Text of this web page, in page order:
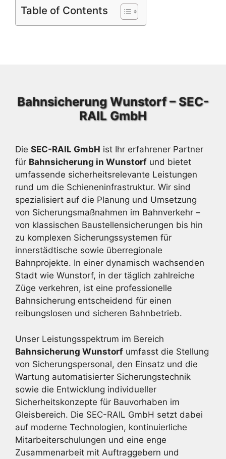
Table of Contents
Bahnsicherung Wunstorf – SEC-
RAIL GmbH
Die SEC-RAIL GmbH ist Ihr erfahrener Partner
für Bahnsicherung in Wunstorf und bietet
umfassende sicherheitsrelevante Leistungen
rund um die Schieneninfrastruktur. Wir sind
spezialisiert auf die Planung und Umsetzung
von Sicherungsmaßnahmen im Bahnverkehr –
von klassischen Baustellensicherungen bis hin
zu komplexen Sicherungssystemen für
innerstädtische sowie überregionale
Bahnprojekte. In einer dynamisch wachsenden
Stadt wie Wunstorf, in der täglich zahlreiche
Züge verkehren, ist eine professionelle
Bahnsicherung entscheidend für einen
reibungslosen und sicheren Bahnbetrieb.
Unser Leistungsspektrum im Bereich
Bahnsicherung Wunstorf umfasst die Stellung
von Sicherungspersonal, den Einsatz und die
Wartung automatisierter Sicherungstechnik
sowie die Entwicklung individueller
Sicherheitskonzepte für Bauvorhaben im
Gleisbereich. Die SEC-RAIL GmbH setzt dabei
auf moderne Technologien, kontinuierliche
Mitarbeiterschulungen und eine enge
Zusammenarbeit mit Auftraggebern und